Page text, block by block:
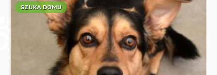
SZUKA DOMU